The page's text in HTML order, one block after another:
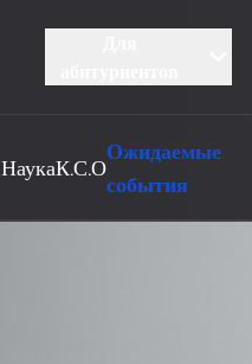
НаукаК.С.О
Ожидаемые
события